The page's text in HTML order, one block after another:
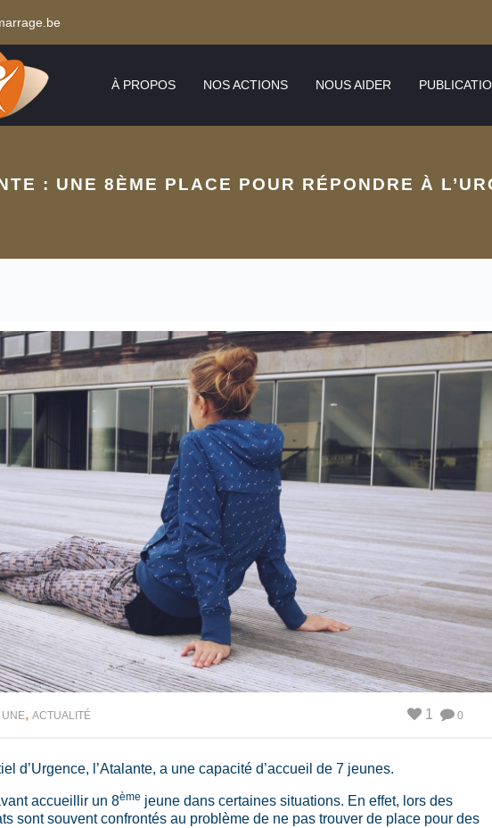
À PROPOS NOS ACTIONS NOUS AIDER
: UNE 8ÈME PLACE POUR RÉPONDRE À
UNE, ACTUALITÉ 0
1
d’Urgence, l’Atalante, a une capacité d’accueil de 7 jeunes.
accueillir un 8ème jeune dans certaines situations. En effet, lors des
sont souvent confrontés au problème de ne pas trouver de place pour des